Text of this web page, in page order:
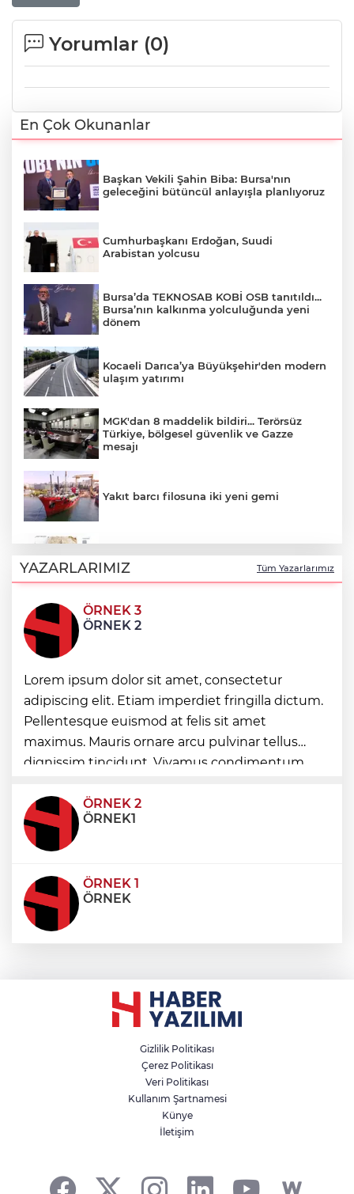
Yorumlar (0)
En Çok Okunanlar
Başkan Vekili Şahin Biba: Bursa'nın
geleceğini bütüncül anlayışla planlıyoruz
Cumhurbaşkanı Erdoğan, Suudi
Arabistan yolcusu
Bursa’da TEKNOSAB KOBİ OSB tanıtıldı...
Bursa’nın kalkınma yolculuğunda yeni
dönem
Kocaeli Darıca’ya Büyükşehir'den modern
ulaşım yatırımı
MGK'dan 8 maddelik bildiri... Terörsüz
Türkiye, bölgesel güvenlik ve Gazze
mesajı
Yakıt barcı filosuna iki yeni gemi
tek platformda
Türkiye ile Vietnam arasında 'hava'da
yeni dönem... Sefer kapasitesi artırıldı
Görevden uzaklaştırılan Utku Caner
Çaykara hakkında tahliye kararı
Fındık alım fiyatları açıklandı... Alımlar 24
Ağustos'ta başlıyor
YAZARLARIMIZ Tüm Yazarlarımız
ÖRNEK 3
ÖRNEK 2
Lorem ipsum dolor sit amet, consectetur
adipiscing elit. Etiam imperdiet fringilla dictum.
Pellentesque euismod at felis sit amet
maximus. Mauris ornare arcu pulvinar tellus
dignissim tincidunt. Vivamus condimentum
condimentum eros et, faucibus sapien. Praese
ÖRNEK 2
ÖRNEK1
ÖRNEK 1
ÖRNEK
Gizlilik Politikası
Çerez Politikası
Veri Politikası
Kullanım Şartnamesi
Künye
İletişim